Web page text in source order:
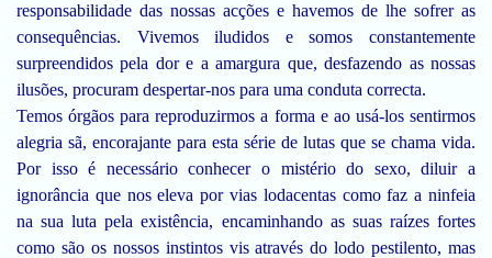
responsabilidade das nossas acções e havemos de lhe sofrer as
consequências. Vivemos iludidos e somos constantemente
surpreendidos pela dor e a amargura que, desfazendo as nossas
ilusões, procuram despertar-nos para uma conduta correcta.
Temos órgãos para reproduzirmos a forma e ao usá-los sentirmos
alegria sã, encorajante para esta série de lutas que se chama vida.
Por isso é necessário conhecer o mistério do sexo, diluir a
ignorância que nos eleva por vias lodacentas como faz a ninfeia
na sua luta pela existência, encaminhando as suas raízes fortes
como são os nossos instintos vis através do lodo pestilento, mas